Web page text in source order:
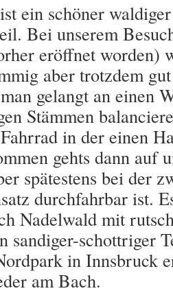
ein schöner
Bei unserem
eröffnet worden)
aber trotzdem
gelangt an einen
Stämmen
in der einen
gehts dann auf
spätestens bei der
durchfahrbar ist.
Nadelwald mit
sandiger-schottriger
in Innsbruck
am Bach.